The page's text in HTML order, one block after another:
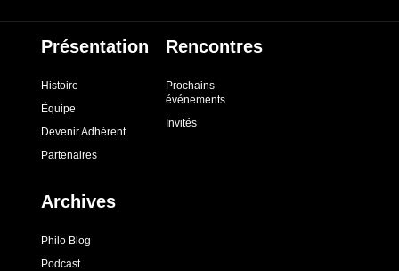
Présentation
Histoire
Équipe
Devenir Adhérent
Partenaires
Rencontres
Prochains
événements
Invités
Archives
Philo Blog
Podcast